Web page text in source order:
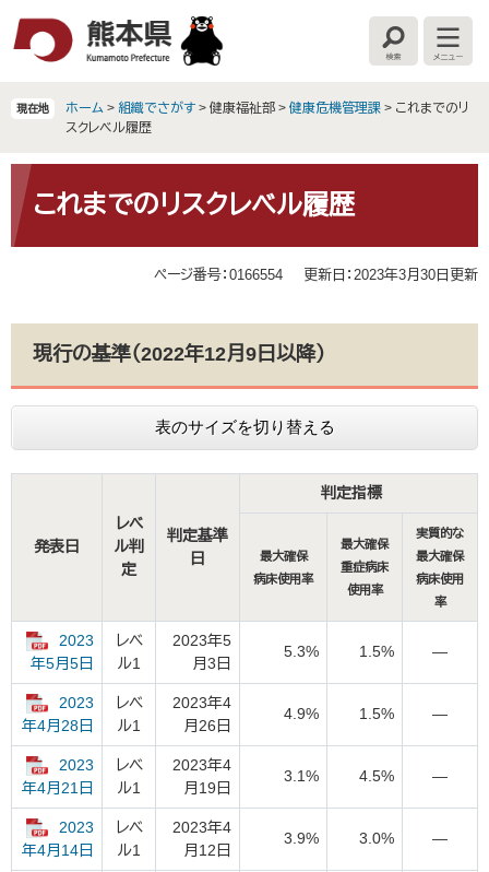
文
検
索
メ
ニ
ー
現在地 ホーム > 組織でさがす > 健康福祉部 > 健康危機管理課 > これまでのリ
スクレベル履歴
文 これまでのリスクレベル履歴
ページ番号：0166554 更新日：2023年3月30日更新
現行の基準（2022年12月9日以降）
表のサイズを切り替える
発表日
レベ
ル判
定
判定基準
日
判定指標
最大確保
病床使用率
最大確保
重症病床
使用率
実質的な
最大確保
病床使用
率
2023
年5月5日
レベ
ル1
2023年5
月3日
5.3% 1.5% ―
2023
年4月28日
レベ
ル1
2023年4
月26日
4.9% 1.5% ―
2023
年4月21日
レベ
ル1
2023年4
月19日
3.1% 4.5% ―
2023
年4月14日
レベ
ル1
2023年4
月12日
3.9% 3.0% ―